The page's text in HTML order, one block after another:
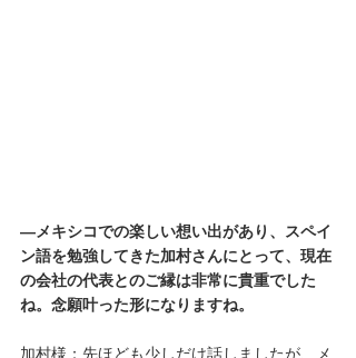
―メキシコでの楽しい想い出があり、スペイ
ン語を勉強してきた加村さんにとって、現在
の会社の代表とのご縁は非常に貴重でした
ね。念願叶った形になりますね。
加村様：先ほども少しだけ話しましたが、メ